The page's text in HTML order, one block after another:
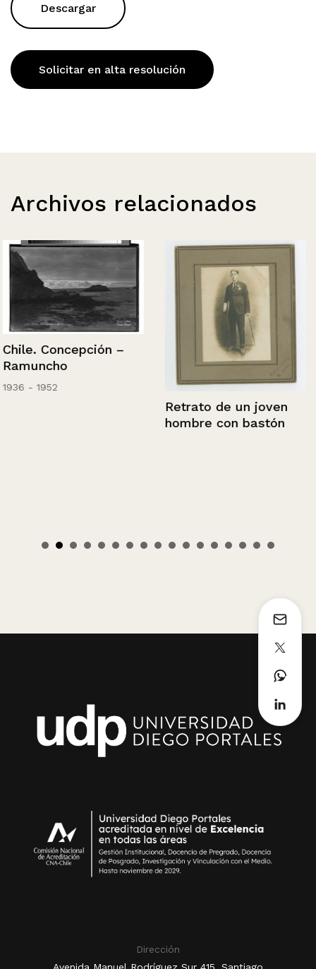
Descargar
Solicitar en alta resolución
Archivos relacionados
Chile. Concepción –
Ramuncho
1936 - 1952
Retrato de un joven
hombre con bastón
Dirección